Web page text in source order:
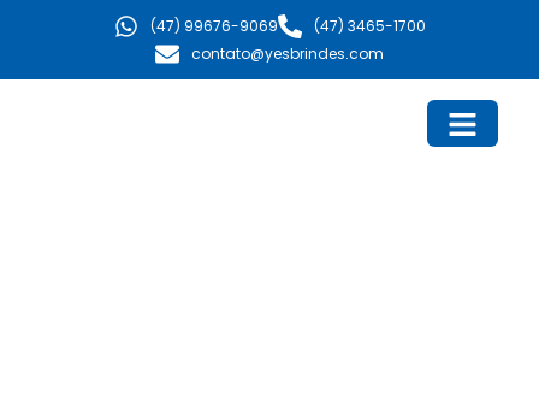
(47) 99676-9069
(47) 3465-1700
contato@yesbrindes.com